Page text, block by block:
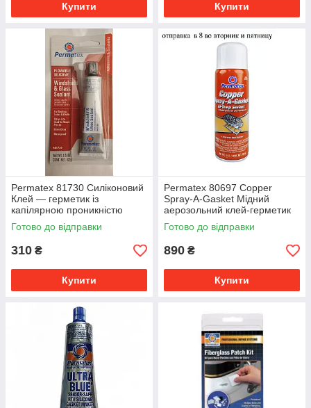
Купити Купити
Permatex 81730 Силіконовий
Клей — герметик із
капілярною проникністю
Готово до відправки
310 ₴
Купити
Permatex 80697 Copper
Spray-A-Gasket Мідний
аерозольний клей-герметик
для прокладок ГБЦ
Готово до відправки
890 ₴
Купити